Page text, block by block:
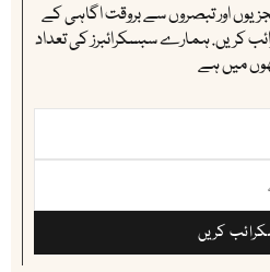
اور تبصروں سے بروقت اگاہی کے
کریں. ہمارے سبسکرائبرز کی تعداد
میں ہے
کریں